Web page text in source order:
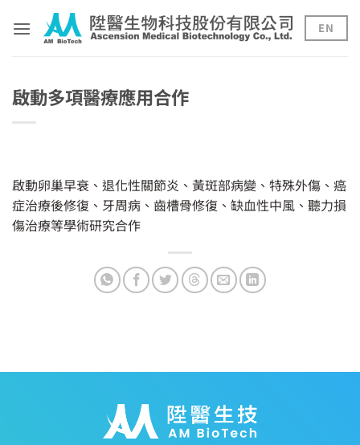
content
EN
啟動多項醫療應用合作
啟動卵巢早衰、退化性關節炎、黃斑部病變、特殊外傷、癌
症治療後修復、牙周病、齒槽骨修復、缺血性中風、聽力損
傷治療等學術研究合作